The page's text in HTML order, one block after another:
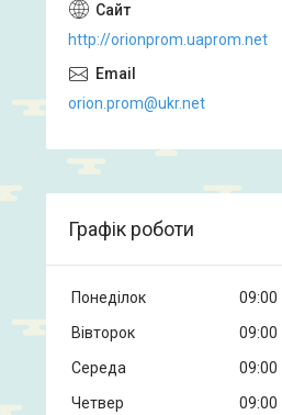
http://orionprom.uaprom.net
orion.prom@ukr.net
Графік роботи
Понеділок 09:00
Вівторок
09:00
Середа
09:00
Четвер
09:00